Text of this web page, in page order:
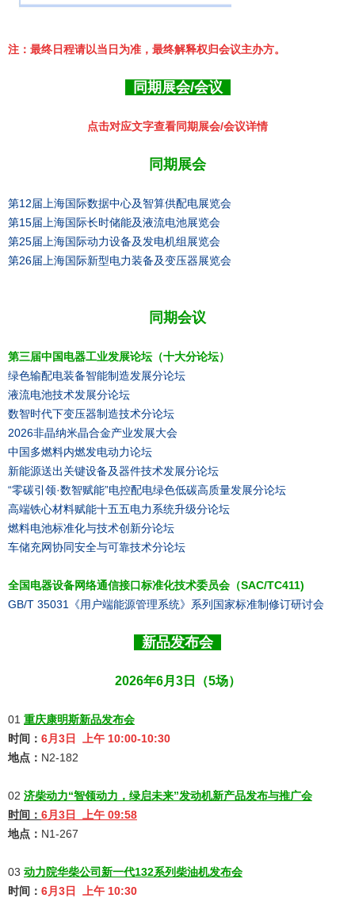
注：最终日程请以当日为准，最终解释权归会议主办方。
同期展会/会议
点击对应文字查看同期展会/会议详情
同期展会
第12届上海国际数据中心及智算供配电展览会
第15届上海国际长时储能及液流电池展览会
第25届上海国际动力设备及发电机组展览会
第26届上海国际新型电力装备及变压器展览会
同期会议
第三届中国电器工业发展论坛（十大分论坛）
绿色输配电装备智能制造发展分论坛
液流电池技术发展分论坛
数智时代下变压器制造技术分论坛
2026非晶纳米晶合金产业发展大会
中国多燃料内燃发电动力论坛
新能源送出关键设备及器件技术发展分论坛
“零碳引领·数智赋能”电控配电绿色低碳高质量发展分论坛
高端铁心材料赋能十五五电力系统升级分论坛
燃料电池标准化与技术创新分论坛
车储充网协同安全与可靠技术分论坛
全国电器设备网络通信接口标准化技术委员会（SAC/TC411)
GB/T 35031《用户端能源管理系统》系列国家标准制修订研讨会
新品发布会
2026年6月3日（5场）
01 重庆康明斯新品发布会
时间： 6月3日 上午 10:00-10:30
地点： N2-182
02 济柴动力“智领动力，绿启未来”发动机新产品发布与推广会
时间： 6月3日 上午 09:58
地点： N1-267
03 动力院华柴公司新一代132系列柴油机发布会
时间： 6月3日 上午 10:30